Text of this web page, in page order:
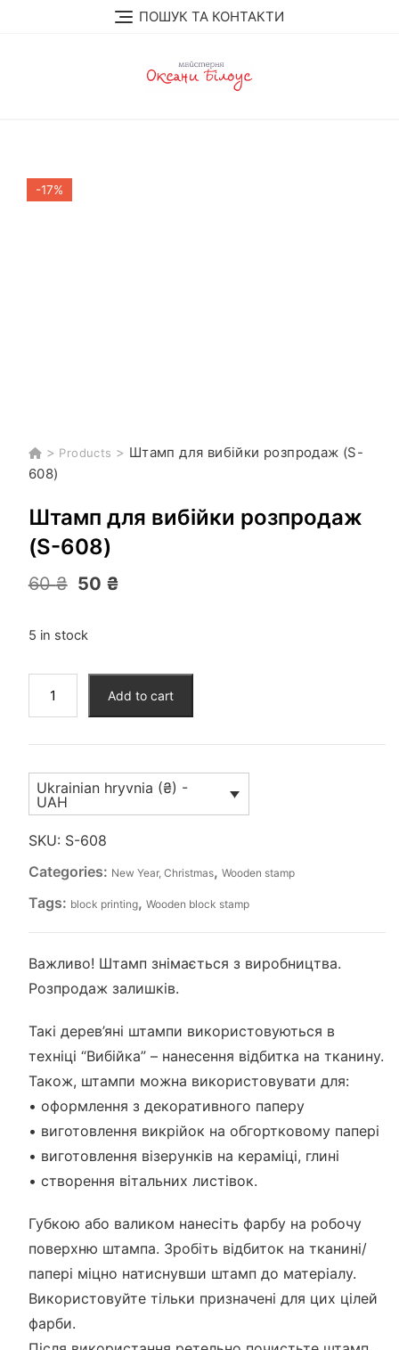
ПОШУК ТА КОНТАКТИ
-17%
> Products > Штамп для вибійки розпродаж (S-
608)
Штамп для вибійки розпродаж
(S-608)
60₴ Original
60 ₴.
50 ₴
5 in stock
розпродаж
608)
quantity
Add to cart
Ukrainian hryvnia (₴) -
UAH
SKU: S-608
Categories: New Year, Christmas, Wooden stamp
Tags: block printing, Wooden block stamp
Важливо! Штамп знімається з виробництва.
Розпродаж залишків.
Такі дерев’яні штампи використовуються в
техніці “Вибійка” – нанесення відбитка на тканину.
Також, штампи можна використовувати для:
• оформлення з декоративного паперу
• виготовлення викрійок на обгортковому папері
• виготовлення візерунків на кераміці, глині
• створення вітальних листівок.
Губкою або валиком нанесіть фарбу на робочу
поверхню штампа. Зробіть відбиток на тканині/
папері міцно натиснувши штамп до матеріалу.
Використовуйте тільки призначені для цих цілей
фарби.